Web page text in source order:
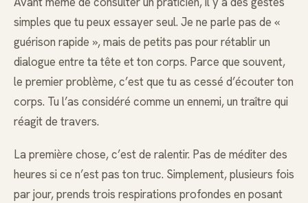
simples que tu peux essayer seul. Je ne parle pas de «
guérison rapide », mais de petits pas pour rétablir un
dialogue entre ta tête et ton corps. Parce que souvent,
le premier problème, c’est que tu as cessé d’écouter ton
corps. Tu l’as considéré comme un ennemi, un traître qui
réagit de travers.
La première chose, c’est de ralentir. Pas de méditer des
heures si ce n’est pas ton truc. Simplement, plusieurs fois
par jour, prends trois respirations profondes en posant